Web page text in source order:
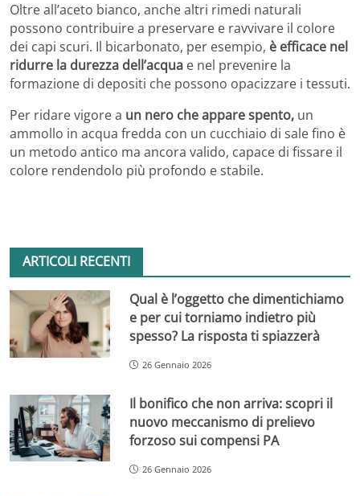
Oltre all’aceto bianco, anche altri rimedi naturali
possono contribuire a preservare e ravvivare il colore
dei capi scuri. Il bicarbonato, per esempio, è efficace nel
ridurre la durezza dell’acqua e nel prevenire la
formazione di depositi che possono opacizzare i tessuti.
Per ridare vigore a un nero che appare spento, un
ammollo in acqua fredda con un cucchiaio di sale fino è
un metodo antico ma ancora valido, capace di fissare il
colore rendendolo più profondo e stabile.
ARTICOLI RECENTI
Qual è l’oggetto che dimentichiamo
e per cui torniamo indietro più
spesso? La risposta ti spiazzerà
26 Gennaio 2026
Il bonifico che non arriva: scopri il
nuovo meccanismo di prelievo
forzoso sui compensi PA
26 Gennaio 2026